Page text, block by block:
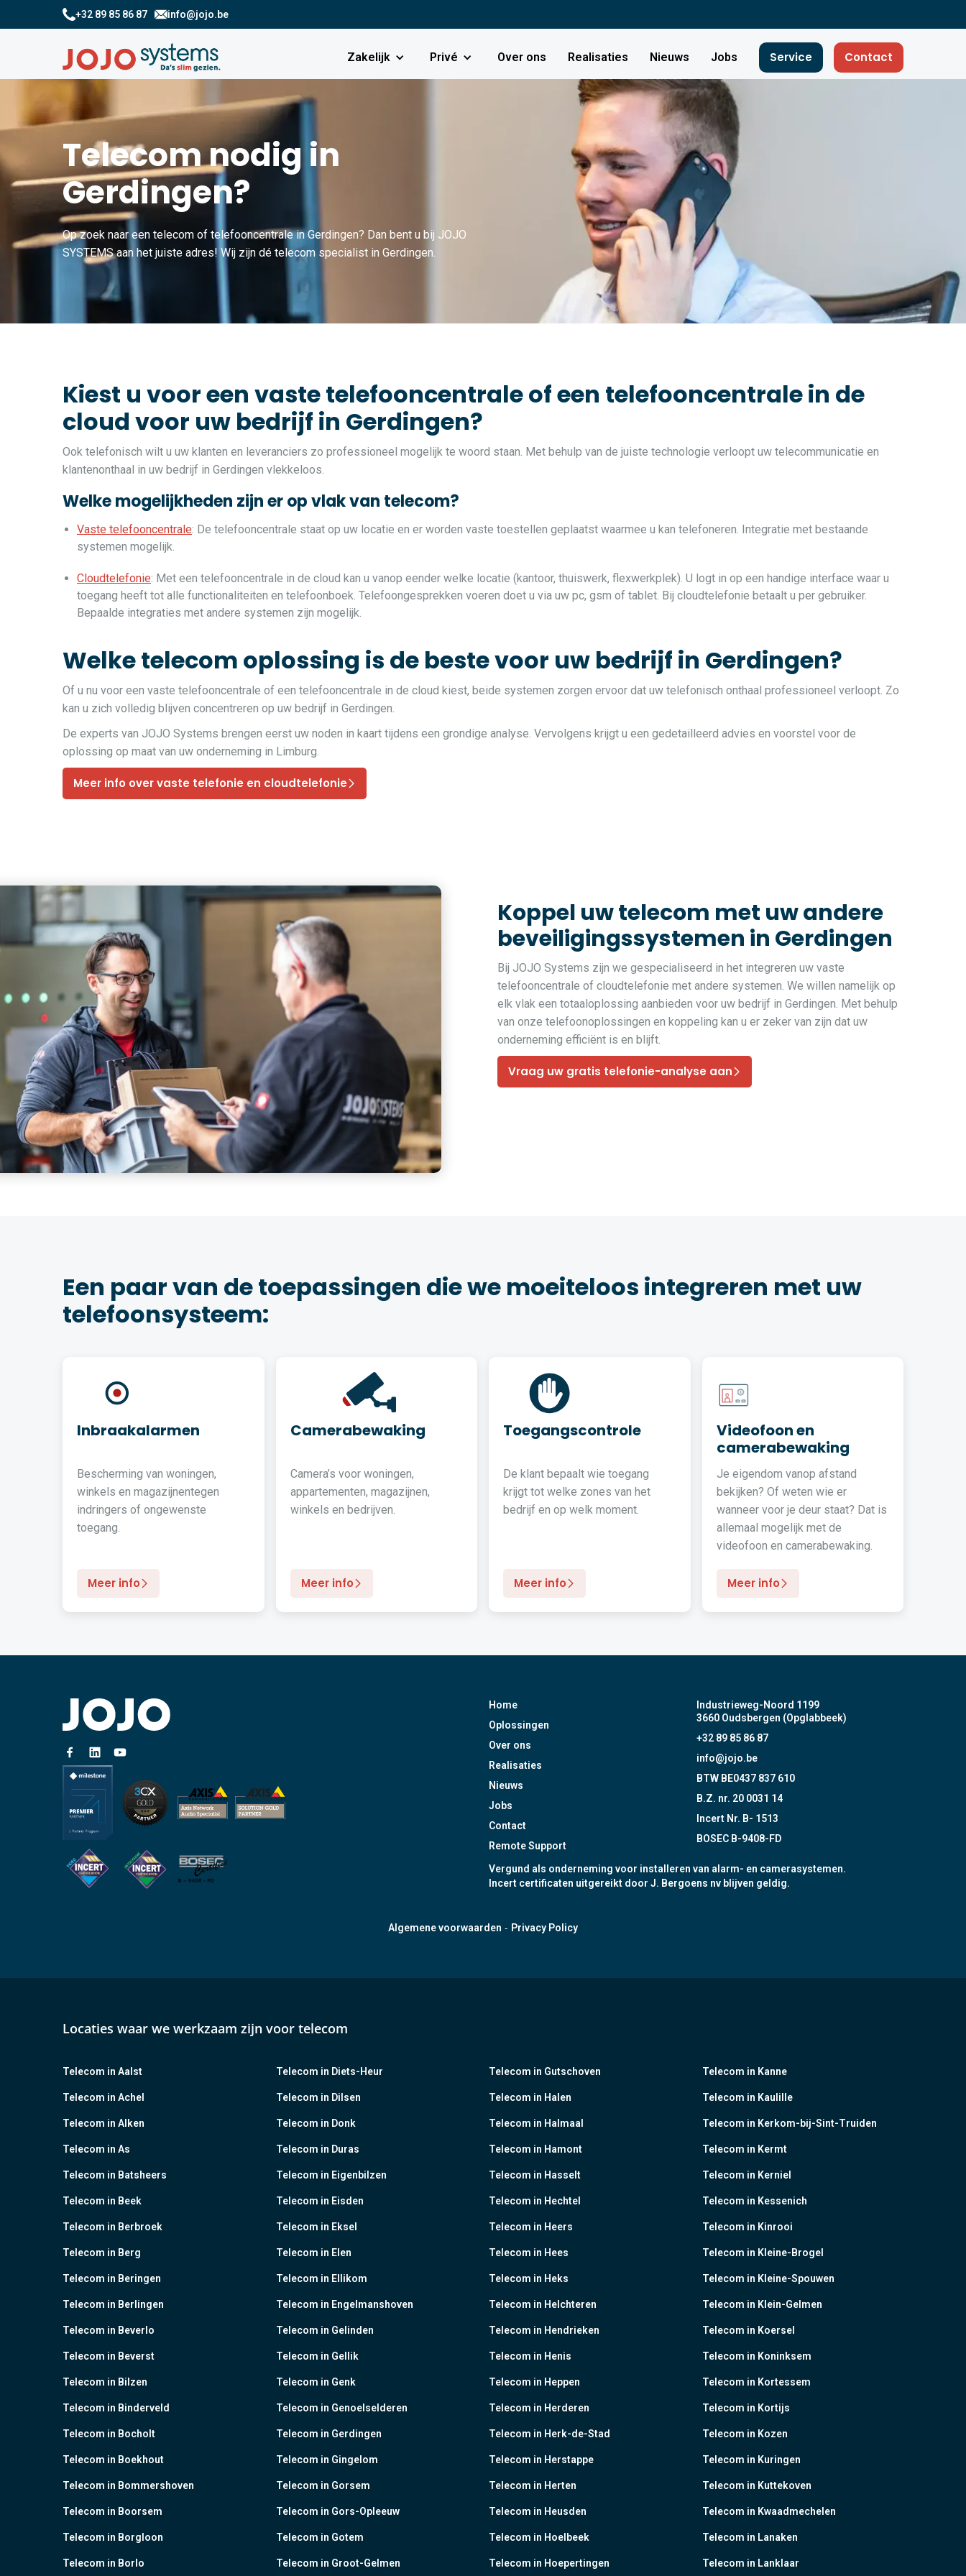
+32 89 85 86 87 info@jojo.be
Zakelijk Privé Over ons Realisaties Nieuws Jobs Service Contact
Telecom nodig in
Gerdingen?
Op zoek naar een telecom of telefooncentrale in Gerdingen? Dan bent u bij JOJO
SYSTEMS aan het juiste adres! Wij zijn dé telecom specialist in Gerdingen.
Kiest u voor een vaste telefooncentrale of een telefooncentrale in de
cloud voor uw bedrijf in Gerdingen?
Ook telefonisch wilt u uw klanten en leveranciers zo professioneel mogelijk te woord staan. Met behulp van de juiste technologie verloopt uw telecommunicatie en
klantenonthaal in uw bedrijf in Gerdingen vlekkeloos.
Welke mogelijkheden zijn er op vlak van telecom?
Vaste telefooncentrale: De telefooncentrale staat op uw locatie en er worden vaste toestellen geplaatst waarmee u kan telefoneren. Integratie met bestaande
systemen mogelijk.
Cloudtelefonie: Met een telefooncentrale in de cloud kan u vanop eender welke locatie (kantoor, thuiswerk, flexwerkplek). U logt in op een handige interface waar u
toegang heeft tot alle functionaliteiten en telefoonboek. Telefoongesprekken voeren doet u via uw pc, gsm of tablet. Bij cloudtelefonie betaalt u per gebruiker.
Bepaalde integraties met andere systemen zijn mogelijk.
Welke telecom oplossing is de beste voor uw bedrijf in Gerdingen?
Of u nu voor een vaste telefooncentrale of een telefooncentrale in de cloud kiest, beide systemen zorgen ervoor dat uw telefonisch onthaal professioneel verloopt. Zo
kan u zich volledig blijven concentreren op uw bedrijf in Gerdingen.
De experts van JOJO Systems brengen eerst uw noden in kaart tijdens een grondige analyse. Vervolgens krijgt u een gedetailleerd advies en voorstel voor de
oplossing op maat van uw onderneming in Limburg.
Meer info over vaste telefonie en cloudtelefonie
Koppel uw telecom met uw andere
beveiligingssystemen in Gerdingen
Bij JOJO Systems zijn we gespecialiseerd in het integreren uw vaste
telefooncentrale of cloudtelefonie met andere systemen. We willen namelijk op
elk vlak een totaaloplossing aanbieden voor uw bedrijf in Gerdingen. Met behulp
van onze telefoonoplossingen en koppeling kan u er zeker van zijn dat uw
onderneming efficiënt is en blijft.
Vraag uw gratis telefonie-analyse aan
Een paar van de toepassingen die we moeiteloos integreren met uw
telefoonsysteem:
Inbraakalarmen
Bescherming van woningen,
winkels en magazijnentegen
indringers of ongewenste
toegang.
Meer info
Camerabewaking
Camera’s voor woningen,
appartementen, magazijnen,
winkels en bedrijven.
Meer info
Toegangscontrole
De klant bepaalt wie toegang
krijgt tot welke zones van het
bedrijf en op welk moment.
Meer info
Videofoon en
camerabewaking
Je eigendom vanop afstand
bekijken? Of weten wie er
wanneer voor je deur staat? Dat is
allemaal mogelijk met de
videofoon en camerabewaking.
Meer info
Home
Oplossingen
Over ons
Realisaties
Nieuws
Jobs
Contact
Remote Support
Industrieweg-Noord 1199
3660 Oudsbergen (Opglabbeek)
+32 89 85 86 87
info@jojo.be
BTW BE0437 837 610
B.Z. nr. 20 0031 14
Incert Nr. B- 1513
BOSEC B-9408-FD
Vergund als onderneming voor installeren van alarm- en camerasystemen.
Incert certificaten uitgereikt door J. Bergoens nv blijven geldig.
Algemene voorwaarden - Privacy Policy
Locaties waar we werkzaam zijn voor telecom
Telecom in Aalst
Telecom in Achel
Telecom in Alken
Telecom in As
Telecom in Batsheers
Telecom in Beek
Telecom in Berbroek
Telecom in Berg
Telecom in Beringen
Telecom in Berlingen
Telecom in Beverlo
Telecom in Beverst
Telecom in Bilzen
Telecom in Binderveld
Telecom in Bocholt
Telecom in Boekhout
Telecom in Bommershoven
Telecom in Boorsem
Telecom in Borgloon
Telecom in Borlo
Telecom in Diets-Heur
Telecom in Dilsen
Telecom in Donk
Telecom in Duras
Telecom in Eigenbilzen
Telecom in Eisden
Telecom in Eksel
Telecom in Elen
Telecom in Ellikom
Telecom in Engelmanshoven
Telecom in Gelinden
Telecom in Gellik
Telecom in Genk
Telecom in Genoelselderen
Telecom in Gerdingen
Telecom in Gingelom
Telecom in Gorsem
Telecom in Gors-Opleeuw
Telecom in Gotem
Telecom in Groot-Gelmen
Telecom in Gutschoven
Telecom in Halen
Telecom in Halmaal
Telecom in Hamont
Telecom in Hasselt
Telecom in Hechtel
Telecom in Heers
Telecom in Hees
Telecom in Heks
Telecom in Helchteren
Telecom in Hendrieken
Telecom in Henis
Telecom in Heppen
Telecom in Herderen
Telecom in Herk-de-Stad
Telecom in Herstappe
Telecom in Herten
Telecom in Heusden
Telecom in Hoelbeek
Telecom in Hoepertingen
Telecom in Kanne
Telecom in Kaulille
Telecom in Kerkom-bij-Sint-Truiden
Telecom in Kermt
Telecom in Kerniel
Telecom in Kessenich
Telecom in Kinrooi
Telecom in Kleine-Brogel
Telecom in Kleine-Spouwen
Telecom in Klein-Gelmen
Telecom in Koersel
Telecom in Koninksem
Telecom in Kortessem
Telecom in Kortijs
Telecom in Kozen
Telecom in Kuringen
Telecom in Kuttekoven
Telecom in Kwaadmechelen
Telecom in Lanaken
Telecom in Lanklaar